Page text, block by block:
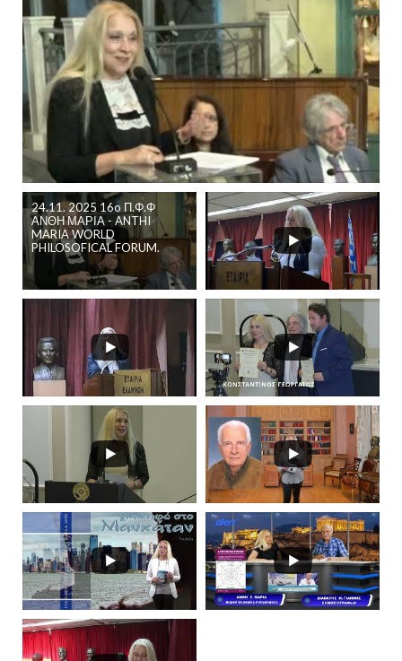
24.11. 2025 16o Π.Φ.Φ
ΑΝΘΗ ΜΑΡΙΑ - ANTHI
MARIA WORLD
PHILOSOFICAL FORUM.